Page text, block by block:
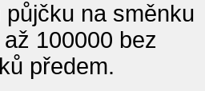
na směnku
100000 bez
předem.